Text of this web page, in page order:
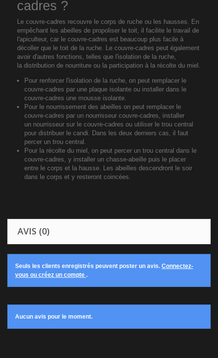
cadres ?
Le couvre-cadres recouvre le corps de ruche ou les hausses. En
empêchant les abeilles de propoliser le toit, il facilite le travail de
l'apiculteur, car le couvre-cadres est beaucoup plus facile à
décoller que le toit de la ruche. Le couvre-cadres peut également
avoir d'autres fonctions, telles que l'isolation de la ruche,
la distribution de nourriture ou la participation à la récolte du miel .
Pour renforcer l'isolation de la ruche, on peut remplacer le
couvre-cadres par une plaque isolante ou installer dans le
couvre-cadres une mousse isolante.
Pour le nourrissement des abeilles on peut remplacer le
couvre-cadres par un nourrisseur couvre-cadres, installer
un nourrisseur sur le couvre-cadres ou utiliser le trou central
pour distribuer le candi. Dans les deux derniers cas, il faut
percer un trou central.
Pour la récolte du miel , on peut percer un trou central dans le
couvre-cadres, y installer un chasse-abeille puis le placer
entre le corps et la hausse. Les abeilles descendront le soir
dans le corps et y resteront coincées.
AVIS (0)
Seuls les clients enregistrés peuvent poster un avis. Connectez-
vous ou créez un compte .
Aucun avis pour le moment.